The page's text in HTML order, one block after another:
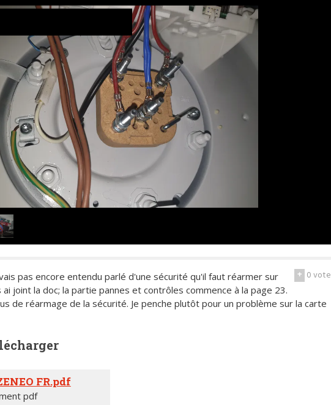
+ 0vote
pas encore entendu parlé d'une sécurité qu'il faut réarmer sur
ai joint la doc; la partie pannes et contrôles commence à la page 23.
de réarmage de la sécurité. Je penche plutôt pour un problème sur la carte
FR.pdf
pdf